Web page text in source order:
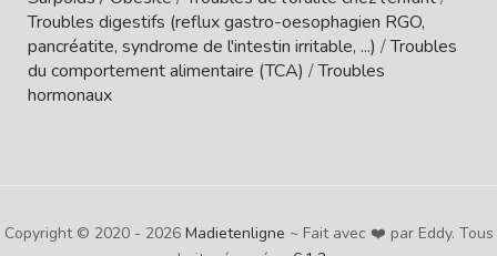
Troubles digestifs (reflux gastro-oesophagien RGO,
pancréatite, syndrome de l'intestin irritable, ...) /Troubles
du comportement alimentaire (TCA) /Troubles
hormonaux
Copyright © 2020 - 2026 Madietenligne ~ Fait avec ❤️ par Eddy. Tous